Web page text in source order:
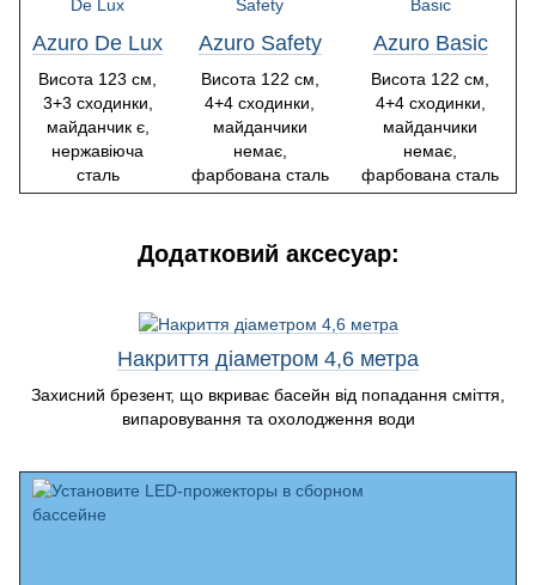
Azuro De Lux
Висота 123 см,
3+3 сходинки,
майданчик є,
нержавіюча
сталь
Azuro Safety
Висота 122 см,
4+4 сходинки,
майданчики
немає,
фарбована сталь
Azuro Basic
Висота 122 см,
4+4 сходинки,
майданчики
немає,
фарбована сталь
Додатковий аксесуар:
Накриття діаметром 4,6 метра
Захисний брезент, що вкриває басейн від попадання сміття,
випаровування та охолодження води